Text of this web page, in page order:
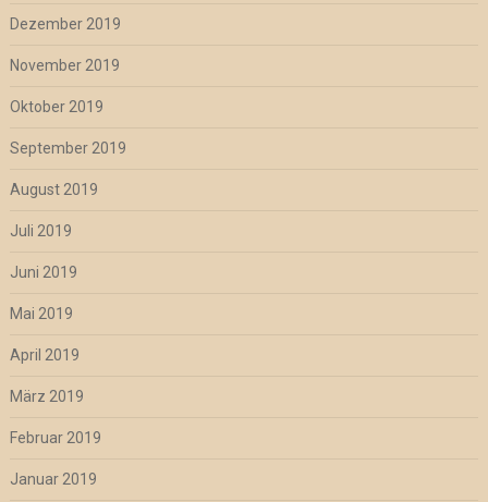
Dezember 2019
November 2019
Oktober 2019
September 2019
August 2019
Juli 2019
Juni 2019
Mai 2019
April 2019
März 2019
Februar 2019
Januar 2019